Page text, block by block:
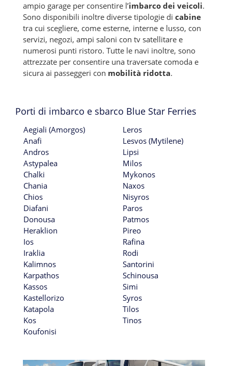
ampio garage per consentire l’imbarco dei veicoli.
Sono disponibili inoltre diverse tipologie di cabine
tra cui scegliere, come esterne, interne e lusso, con
servizi, negozi, ampi saloni con tv satellitare e
numerosi punti ristoro. Tutte le navi inoltre, sono
attrezzate per consentire una traversate comoda e
sicura ai passeggeri con mobilità ridotta.
Porti di imbarco e sbarco Blue Star Ferries
Aegiali (Amorgos)
Anafi
Andros
Astypalea
Chalki
Chania
Chios
Diafani
Donousa
Heraklion
Ios
Iraklia
Kalimnos
Karpathos
Kassos
Kastellorizo
Katapola
Kos
Koufonisi
Leros
Lesvos (Mytilene)
Lipsi
Milos
Mykonos
Naxos
Nisyros
Paros
Patmos
Pireo
Rafina
Rodi
Santorini
Schinousa
Simi
Syros
Tilos
Tinos